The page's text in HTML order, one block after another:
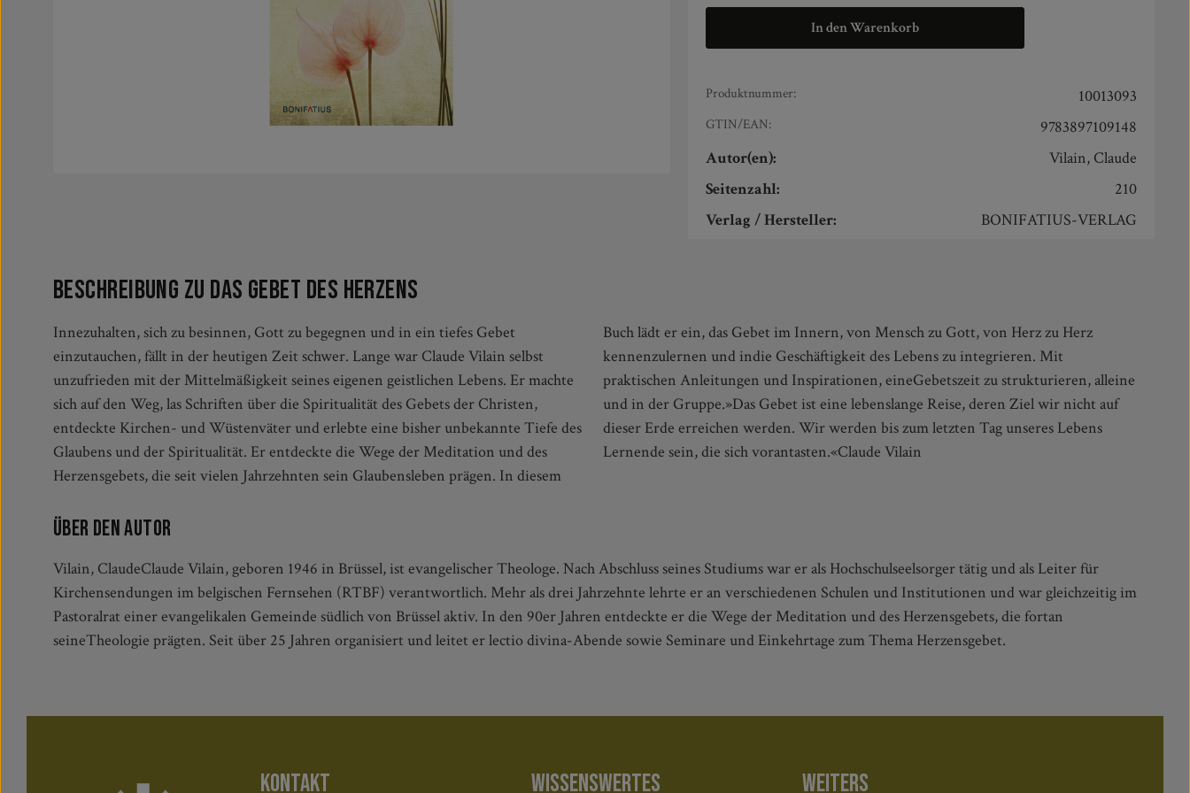
In den Warenkorb
Produktnummer: 10013093
GTIN/EAN:
9783897109148
Autor(en):
Vilain, Claude
Seitenzahl:
210
Verlag / Hersteller:
BONIFATIUS-VERLAG
Beschreibung zu Das Gebet des Herzens
Innezuhalten, sich zu besinnen, Gott zu begegnen und in ein tiefes Gebet
einzutauchen, fällt in der heutigen Zeit schwer. Lange war Claude Vilain selbst
unzufrieden mit der Mittelmäßigkeit seines eigenen geistlichen Lebens. Er machte
sich auf den Weg, las Schriften über die Spiritualität des Gebets der Christen,
entdeckte Kirchen- und Wüstenväter und erlebte eine bisher unbekannte Tiefe des
Glaubens und der Spiritualität. Er entdeckte die Wege der Meditation und des
Herzensgebets, die seit vielen Jahrzehnten sein Glaubensleben prägen. In diesem
Buch lädt er ein, das Gebet im Innern, von Mensch zu Gott, von Herz zu Herz
kennenzulernen und indie Geschäftigkeit des Lebens zu integrieren. Mit
praktischen Anleitungen und Inspirationen, eineGebetszeit zu strukturieren, alleine
und in der Gruppe.»Das Gebet ist eine lebenslange Reise, deren Ziel wir nicht auf
dieser Erde erreichen werden. Wir werden bis zum letzten Tag unseres Lebens
Lernende sein, die sich vorantasten.«Claude Vilain
Über den Autor
Vilain, ClaudeClaude Vilain, geboren 1946 in Brüssel, ist evangelischer Theologe. Nach Abschluss seines Studiums war er als Hochschulseelsorger tätig und als Leiter für
Kirchensendungen im belgischen Fernsehen (RTBF) verantwortlich. Mehr als drei Jahrzehnte lehrte er an verschiedenen Schulen und Institutionen und war gleichzeitig im
Pastoralrat einer evangelikalen Gemeinde südlich von Brüssel aktiv. In den 90er Jahren entdeckte er die Wege der Meditation und des Herzensgebets, die fortan
seineTheologie prägten. Seit über 25 Jahren organisiert und leitet er lectio divina-Abende sowie Seminare und Einkehrtage zum Thema Herzensgebet.
KONTAKT WISSENSWERTES WEITERS